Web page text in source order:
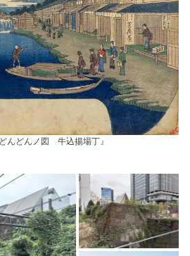
んどんノ図 牛込揚場丁』